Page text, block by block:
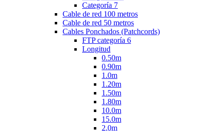
Categoría 7
Cable de red 100 metros
Cable de red 50 metros
Cables Ponchados (Patchcords)
FTP categoría 6
Longitud
0.50m
0.90m
1.0m
1.20m
1.50m
1.80m
10.0m
15.0m
2.0m